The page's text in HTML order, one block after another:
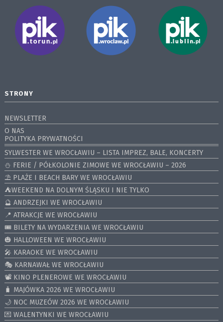
STRONY
NEWSLETTER
O NAS
POLITYKA PRYWATNOŚCI
SYLWESTER WE WROCŁAWIU – LISTA IMPREZ, BALE, KONCERTY
⛄️ FERIE / PÓŁKOLONIE ZIMOWE WE WROCŁAWIU – 2026
⛱️ PLAŻE I BEACH BARY WE WROCŁAWIU
⛺️WEEKEND NA DOLNYM ŚLĄSKU I NIE TYLKO
🔮 ANDRZEJKI WE WROCŁAWIU
📍 ATRAKCJE WE WROCŁAWIU
🎟️ BILETY NA WYDARZENIA WE WROCŁAWIU
🎃 HALLOWEEN WE WROCŁAWIU
🎤 KARAOKE WE WROCŁAWIU
🎭 KARNAWAŁ WE WROCŁAWIU
📽️ KINO PLENEROWE WE WROCŁAWIU
🧳 MAJÓWKA 2026 WE WROCŁAWIU
🌙 NOC MUZEÓW 2026 WE WROCŁAWIU
💌 WALENTYNKI WE WROCŁAWIU